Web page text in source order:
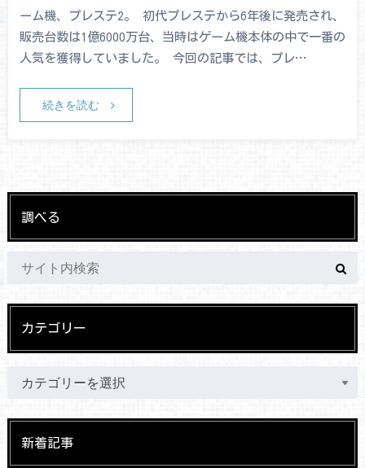
ーム機、プレステ2。 初代プレステから6年後に発売され、
販売台数は1億6000万台、当時はゲーム機本体の中で一番の
人気を獲得していました。 今回の記事では、プレ…
続きを読む
調べる
カテゴリー
新着記事